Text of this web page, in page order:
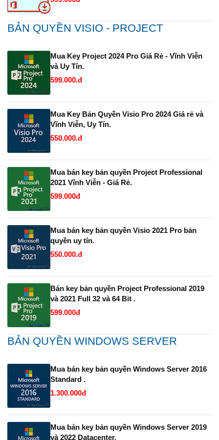
BẢN QUYỀN VISIO - PROJECT
Mua Key Project 2024 Pro Giá Rẻ - Vĩnh Viễn
và Uy Tín.
599.000.đ
Mua Key Bản Quyền Visio Pro 2024 Giá rẻ và
Vĩnh Viễn, Uy Tín.
550.000.đ
Mua bán key bản quyền Project Professional
2021 Vĩnh Viễn - Giá Rẻ.
599.000đ
Mua bán key bản quyền Visio 2021 Pro bản
quyền uy tín.
550.000.đ
Bán key bản quyền Project Professional 2019
và 2021 Full 32 và 64 Bit .
599.000đ
BẢN QUYỀN WINDOWS SERVER
Mua bán key bản quyền Windows Server 2016
Standard .
1.300.000đ
Mua bán key bản quyền Windows Server 2019
và 2022 Datacenter.